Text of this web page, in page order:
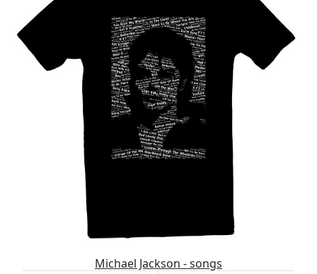
Michael Jackson - songs